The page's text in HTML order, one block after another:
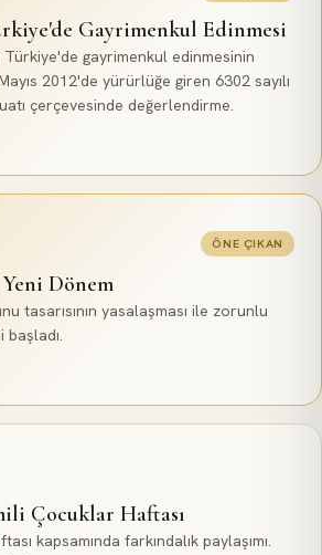
Gayrimenkul Edinmesi
Türkiye'de gayrimenkul edinmesinin
2012'de yürürlüğe giren 6302 sayılı
çerçevesinde değerlendirme.
ÖNE ÇIKAN
Dönem
tasarısının yasalaşması ile zorunlu
Çocuklar Haftası
kapsamında farkındalık paylaşımı.